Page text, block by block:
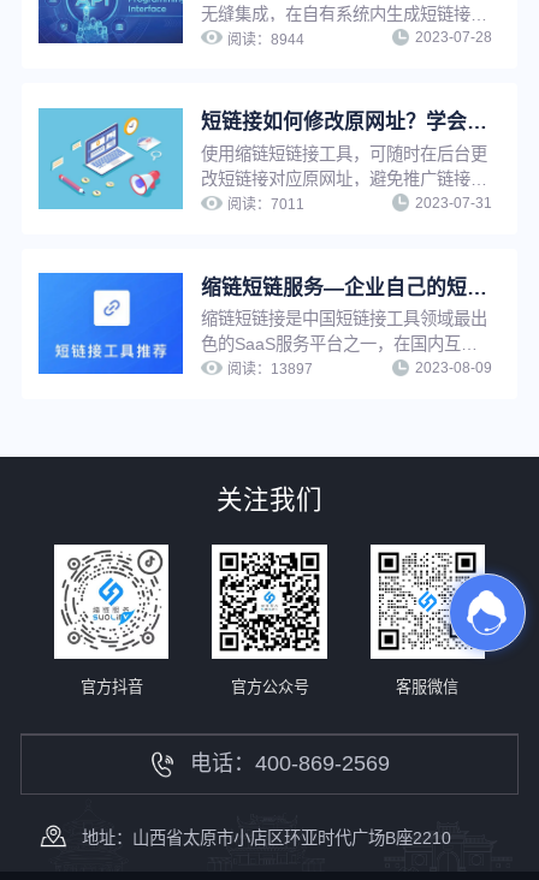
无缝集成，在自有系统内生成短链接。
适用于有技术能力且需要生成大量短链
力，提高用户服务水平。
阅读：8944 2023-07-28
短链接如何修改原网址？学会这招，让推广更轻松
使用缩链短链接工具，可随时在后台更
改短链接对应原网址，避免推广链接因
为原链接影响出现打不开等情况。若短
生成短链接，省时省力，并节省推广资
源。
阅读：7011 2023-07-31
缩链短链服务—企业自己的短链接系统
缩链短链接是中国短链接工具领域最出
色的SaaS服务平台之一，在国内互联
网营销工具服务领域占有一席之地，功
阅读： 13897 2023-08-09
关注我们
官方抖音 官方公众号 客服微信
电话：400-869-2569
地址：山西省太原市小店区环亚时代广场B座2210